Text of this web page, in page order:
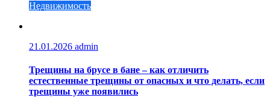
Недвижимость
21.01.2026 admin
Трещины на брусе в бане – как отличить
естественные трещины от опасных и что делать, если
трещины уже появились